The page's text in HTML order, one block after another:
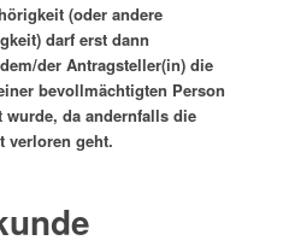
(oder andere
darf erst dann
der Antragsteller(in) die
bevollmächtigten Person
da andernfalls die
verloren geht.